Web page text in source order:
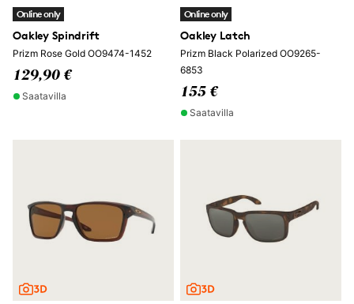
Online only
Oakley Spindrift
Prizm Rose Gold OO9474-1452
129,90 €
Saatavilla
Online only
Oakley Latch
Prizm Black Polarized OO9265-
6853
155 €
Saatavilla